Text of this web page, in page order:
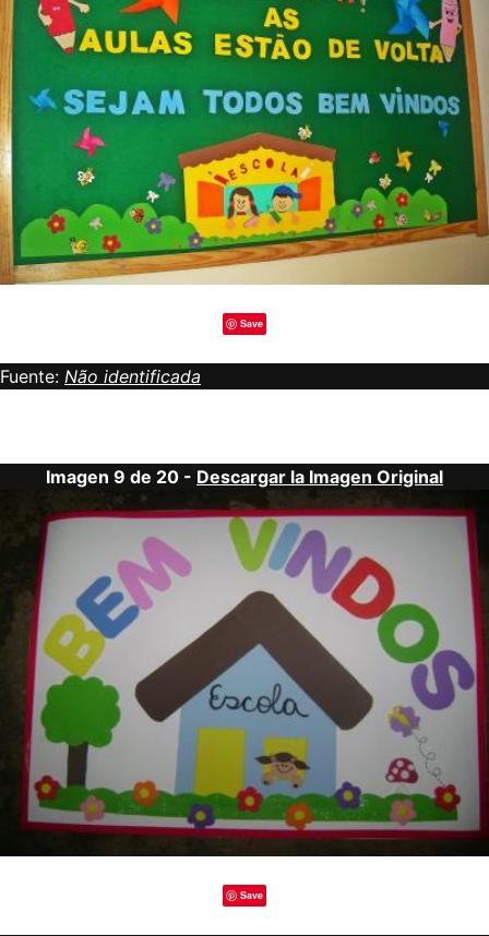
Save
Fuente: Não identificada
Imagen 9 de 20 - Descargar la Imagen Original
Save